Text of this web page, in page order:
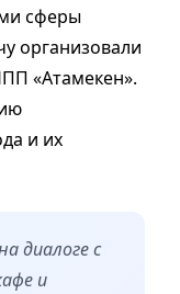
сферы
организовали
«Атамекен».
и их
диалоге с
и